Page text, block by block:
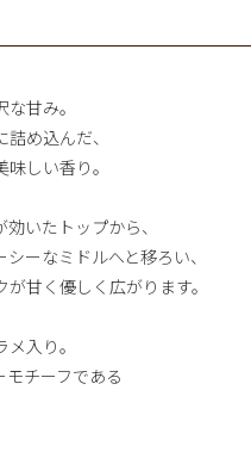
甘み。
め込んだ、
しい香り。
いたトップから、
ーなミドルへと移ろい、
甘く優しく広がります。
入り。
チーフである